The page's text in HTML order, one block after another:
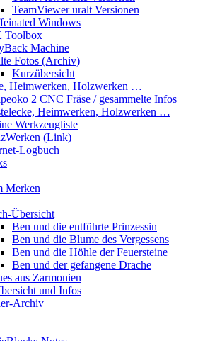
TeamViewer uralt Versionen
Windows
Toolbox
Machine
Fotos (Archiv)
Kurzübersicht
Heimwerken, Holzwerken …
2 CNC Fräse / gesammelte Infos
Heimwerken, Holzwerken …
Werkzeugliste
(Link)
Logbuch
Merken
Übersicht
Ben und die entführte Prinzessin
Ben und die Blume des Vergessens
Ben und die Höhle der Feuersteine
Ben und der gefangene Drache
aus Zarmonien
und Infos
Archiv